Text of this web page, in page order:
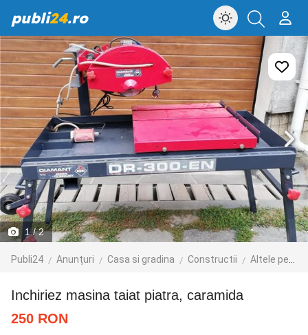
publi24.ro
1/ 2
Publi24 Anunțuri Casa si gradina Constructii Altele pentru constructii
Inchiriez masina taiat piatra, caramida
250 RON